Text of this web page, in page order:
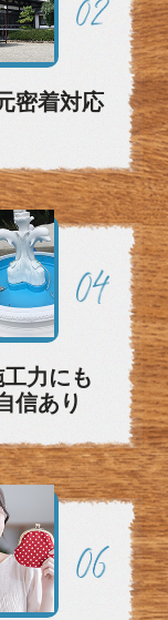
密着対応
力にも
信あり